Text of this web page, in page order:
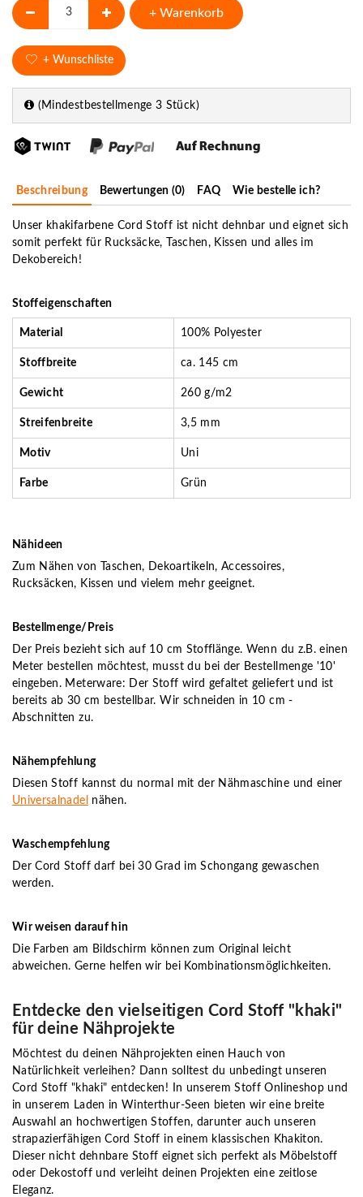
+ Warenkorb
+ Wunschliste
(Mindestbestellmenge 3 Stück)
Beschreibung Bewertungen (0) FAQ Wie bestelle ich?
Unser khakifarbene Cord Stoff ist nicht dehnbar und eignet sich
somit perfekt für Rucksäcke, Taschen, Kissen und alles im
Dekobereich!
Stoffeigenschaften
Material 100% Polyester
Stoffbreite ca. 145 cm
Gewicht 260 g/m2
Streifenbreite 3,5 mm
Motiv Uni
Farbe Grün
Nähideen
Zum Nähen von Taschen, Dekoartikeln, Accessoires,
Rucksäcken, Kissen und vielem mehr geeignet.
Bestellmenge/Preis
Der Preis bezieht sich auf 10 cm Stofflänge. Wenn du z.B. einen
Meter bestellen möchtest, musst du bei der Bestellmenge '10'
eingeben. Meterware: Der Stoff wird gefaltet geliefert und ist
bereits ab 30 cm bestellbar. Wir schneiden in 10 cm -
Abschnitten zu.
Nähempfehlung
Diesen Stoff kannst du normal mit der Nähmaschine und einer
Universalnadel
nähen.
Waschempfehlung
Der Cord Stoff darf bei 30 Grad im Schongang gewaschen
werden.
Wir weisen darauf hin
Die Farben am Bildschirm können zum Original leicht
abweichen. Gerne helfen wir bei Kombinationsmöglichkeiten.
Entdecke den vielseitigen Cord Stoff "khaki"
für deine Nähprojekte
Möchtest du deinen Nähprojekten einen Hauch von
Natürlichkeit verleihen? Dann solltest du unbedingt unseren
Cord Stoff "khaki" entdecken! In unserem Stoff Onlineshop und
in unserem Laden in Winterthur-Seen bieten wir eine breite
Auswahl an hochwertigen Stoffen, darunter auch unseren
strapazierfähigen Cord Stoff in einem klassischen Khakiton.
Dieser nicht dehnbare Stoff eignet sich perfekt als Möbelstoff
oder Dekostoff und verleiht deinen Projekten eine zeitlose
Eleganz.